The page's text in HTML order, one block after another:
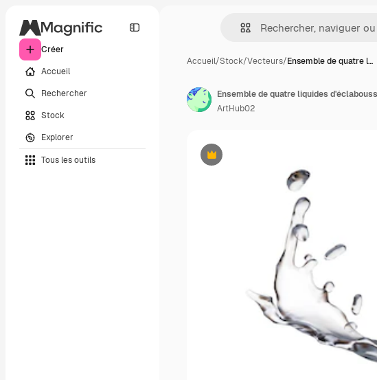
Créer
Accueil
Rechercher
Stock
Explorer
Tous les outils
Accueil/Stock/Vecteurs/Ensemble de quatre l…
Premium
Ensemble de quatre liquides
ArtHub02